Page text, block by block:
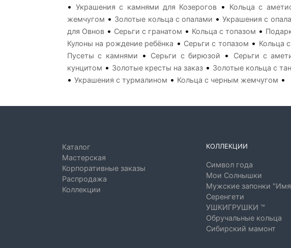
•Украшения с камнями для Козерогов• Кольца с
жемчугом • Золотые кольца с опалами •Украшения с
для Овнов • Серьги с гранатом • Кольца с топазом •
Кулоны на рождение ребёнка • Серьги с топазом • Кольца
Пусеты с камнями • Серьги с бирюзой • Серьги с
кунцитом • Золотые кресты на заказ • Золотые кольца с
• Украшения с турмалином • Кольца с черным жемчугом •
Каталог
Мастерская
Корпоративные заказы
Распродажа
Коллекции
КОЛЛЕКЦИИ
Символ года
Мои Солнышки
Мужские запонки
Серенгети
УШКИГРУШКИ ™
Обручальные кольца
Сибирский мамонт